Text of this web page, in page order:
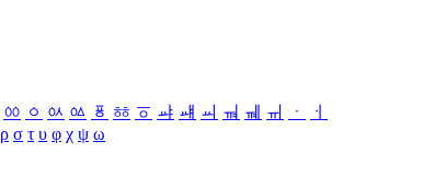
ㆀ ㆁ ㆂ ㆃ ㆄ ㆅ ㆆ ㆇ ㆈ ㆉ ㆊ ㆋ ㆌ ㆍ
ㆎ
ρ σ τ υ φ χ ψ ω